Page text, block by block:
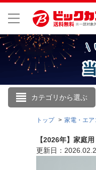
カテゴリから選ぶ
こ
トップ 家電・エア
【2026年】家庭
更新日：